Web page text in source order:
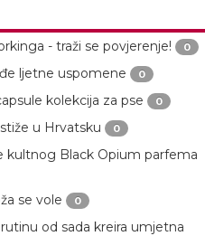
- traži se povjerenje!
0
ljetne uspomene 0
kolekcija za pse 0
u Hrvatsku 0
kultnog Black Opium parfema
se vole 0
od sada kreira umjetna